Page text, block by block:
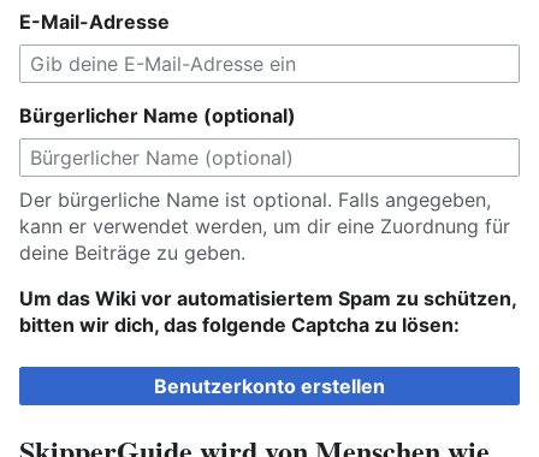
E-Mail-Adresse
Bürgerlicher Name (optional)
Der bürgerliche Name ist optional. Falls angegeben,
kann er verwendet werden, um dir eine Zuordnung für
deine Beiträge zu geben.
Um das Wiki vor automatisiertem Spam zu schützen,
bitten wir dich, das folgende Captcha zu lösen:
Benutzerkonto erstellen